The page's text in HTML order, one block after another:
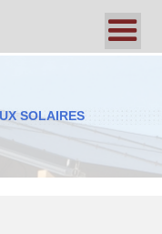
SOLAIRES